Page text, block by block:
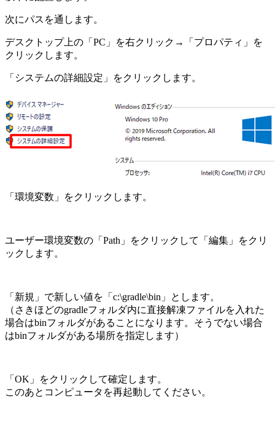
次にパスを通します。
デスクトップ上の「PC」を右クリック→「プロパティ」を
クリックします。
「システムの詳細設定」をクリックします。
「環境変数」をクリックします。
ユーザー環境変数の「Path」をクリックして「編集」をクリ
ックします。
「新規」で新しい値を「c:\gradle\bin」とします。
（さきほどのgradleフォルダ内に直接解凍ファイルを入れた
場合はbinフォルダがあることになります。そうでない場合
はbinフォルダがある場所を指定します）
「OK」をクリックして確定します。
このあとコンピュータを再起動してください。